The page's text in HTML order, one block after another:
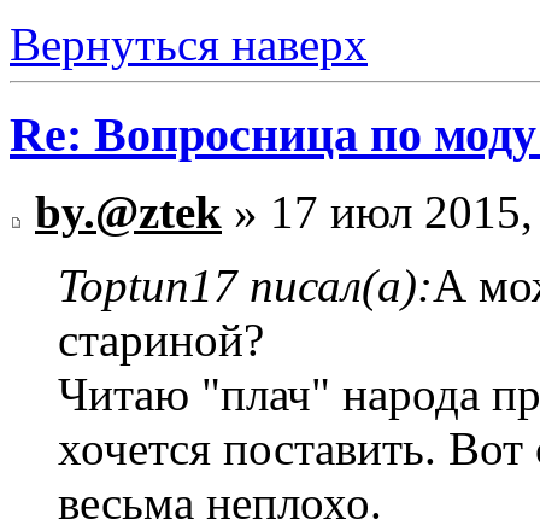
Вернуться наверх
Re: Вопросница по
by.@ztek » 17 июл
Toptun17 писал(а):А
стариной?
Читаю "плач" народа
хочется поставить.
весьма неплохо.